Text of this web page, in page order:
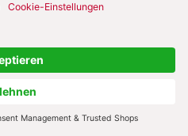
Leitungsheft &